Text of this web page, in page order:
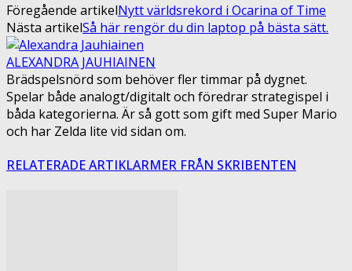
Föregående artikelNytt världsrekord i Ocarina of Time
Nästa artikelSå här rengör du din laptop på bästa sätt.
ALEXANDRA JAUHIAINEN
Brädspelsnörd som behöver fler timmar på dygnet.
Spelar både analogt/digitalt och föredrar strategispel i
båda kategorierna. Är så gott som gift med Super Mario
och har Zelda lite vid sidan om.
RELATERADE ARTIKLARMER FRÅN SKRIBENTEN